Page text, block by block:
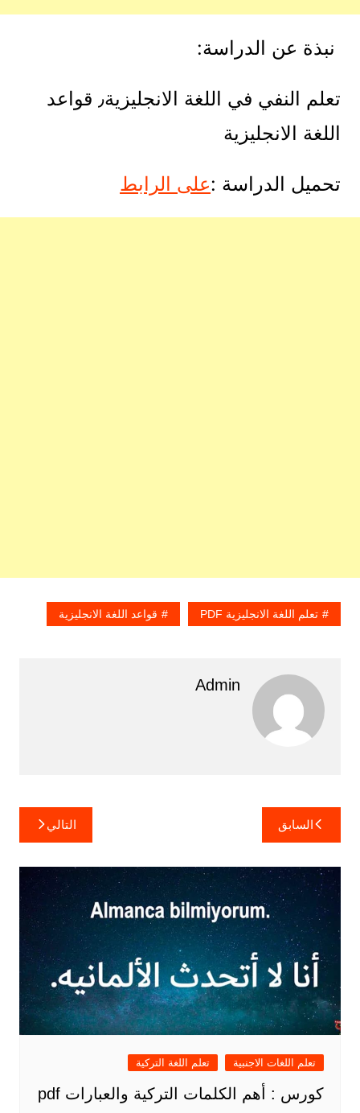
نبذة عن الدراسة:
تعلم النفي في اللغة الانجليزية٫ قواعد
اللغة الانجليزية
تحميل الدراسة :على الرابط
تعلم اللغة الانجليزية PDF قواعد اللغة الانجليزية
Admin
تصفّح
المقالات
السابق التالي
تعلم اللغات الاجنبية تعلم اللغة التركية
كورس : أهم الكلمات التركية والعبارات pdf